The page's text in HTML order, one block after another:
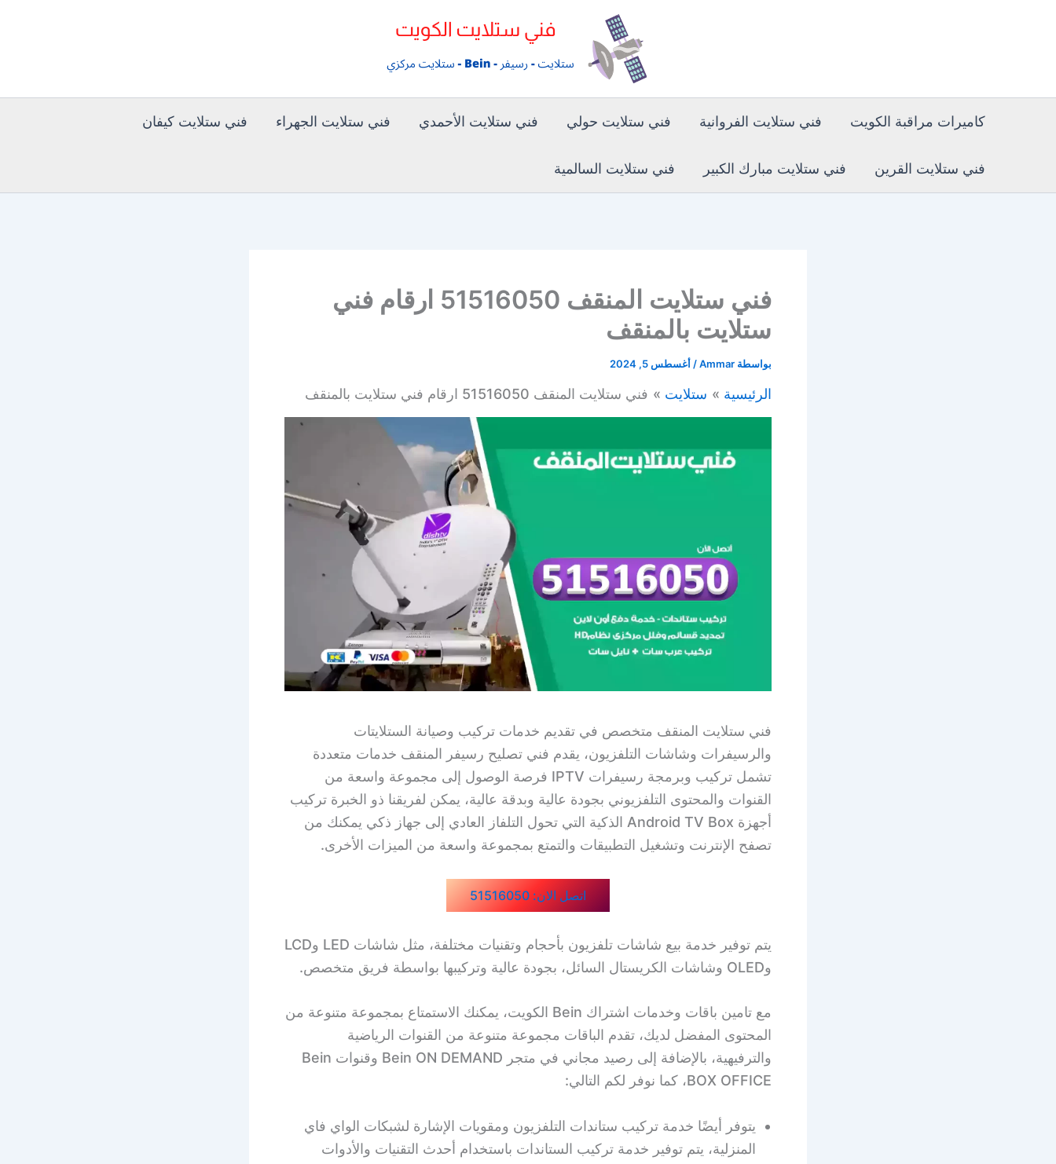
كاميرات مراقبة الكويت فني ستلايت الفروانية فني ستلايت حولي فني ستلايت الأحمدي فني ستلايت الجهراء فني ستلايت كيفان
فني ستلايت القرين فني ستلايت مبارك الكبير فني ستلايت السالمية
فني ستلايت المنقف 51516050 ارقام فني
ستلايت بالمنقف
بواسطة Ammar
/ أغسطس 5, 2024
الرئيسية ستلايت فني ستلايت المنقف 51516050 ارقام فني ستلايت بالمنقف
فني ستلايت المنقف متخصص في تقديم خدمات تركيب وصيانة الستلايتات
والرسيفرات وشاشات التلفزيون، يقدم فني تصليح رسيفر المنقف خدمات متعددة
تشمل تركيب وبرمجة رسيفرات IPTV فرصة الوصول إلى مجموعة واسعة من
القنوات والمحتوى التلفزيوني بجودة عالية وبدقة عالية، يمكن لفريقنا ذو الخبرة تركيب
أجهزة Android TV Box الذكية التي تحول التلفاز العادي إلى جهاز ذكي يمكنك من
تصفح الإنترنت وتشغيل التطبيقات والتمتع بمجموعة واسعة من الميزات الأخرى.
اتصل الان: 51516050
يتم توفير خدمة بيع شاشات تلفزيون بأحجام وتقنيات مختلفة، مثل شاشات LED وLCD
وOLED وشاشات الكريستال السائل، بجودة عالية وتركيبها بواسطة فريق متخصص.
مع تامين باقات وخدمات اشتراك Bein الكويت، يمكنك الاستمتاع بمجموعة متنوعة من
المحتوى المفضل لديك، تقدم الباقات مجموعة متنوعة من القنوات الرياضية
والترفيهية، بالإضافة إلى رصيد مجاني في متجر Bein ON DEMAND وقنوات Bein
BOX OFFICE، كما نوفر لكم التالي:
يتوفر أيضًا خدمة تركيب ستاندات التلفزيون ومقويات الإشارة لشبكات الواي فاي
المنزلية، يتم توفير خدمة تركيب الستاندات باستخدام أحدث التقنيات والأدوات